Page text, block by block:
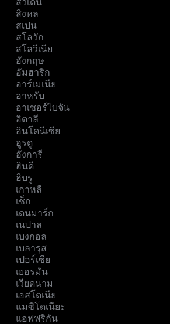
สิงหล
สเปน
สโลวัก
สโลวีเนีย
อังกฤษ
อัมฮาริก
อาร์เมเนีย
อาหรับ
อาเซอร์ไบจัน
อิตาลี
อินโดนีเซีย
อูรดู
ฮังการี
ฮินดี
ฮิบรู
เกาหลี
เช็ก
เดนมาร์ก
เนปาล
เบงกอล
เบลารุส
เปอร์เซีย
เยอรมัน
เวียดนาม
เอสโตเนีย
แมซิโดเนียะ
แอฟฟริกัน